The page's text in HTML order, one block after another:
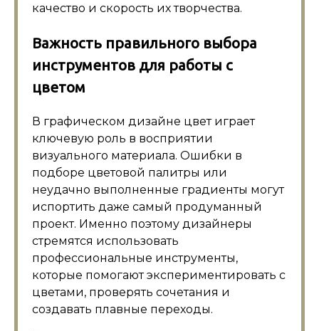
качество и скорость их творчества.
Важность правильного выбора
инструментов для работы с
цветом
В графическом дизайне цвет играет
ключевую роль в восприятии
визуального материала. Ошибки в
подборе цветовой палитры или
неудачно выполненные градиенты могут
испортить даже самый продуманный
проект. Именно поэтому дизайнеры
стремятся использовать
профессиональные инструменты,
которые помогают экспериментировать с
цветами, проверять сочетания и
создавать плавные переходы.